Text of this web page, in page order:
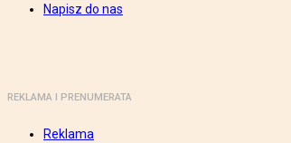
Napisz do nas
REKLAMA I PRENUMERATA
Reklama